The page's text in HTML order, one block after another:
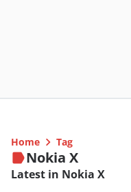
Home Tag
Nokia X
Latest in Nokia X